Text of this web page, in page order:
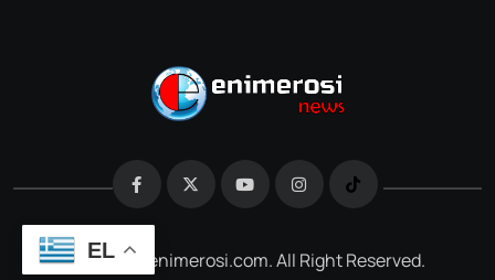
@2026 e-enimerosi.com. All Right Reserved.
EL